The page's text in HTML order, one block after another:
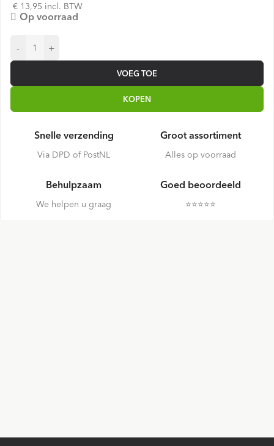
€ 13,95 incl. BTW
Op voorraad
- +
VOEG TOE
KOPEN
Snelle verzending
Via DPD of PostNL
Groot assortiment
Alles op voorraad
Behulpzaam
We helpen u graag
Goed beoordeeld
⭐️⭐️⭐️⭐️⭐️